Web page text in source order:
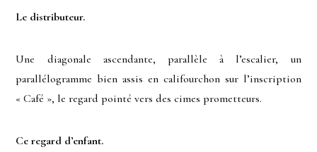
Le distributeur.
Une diagonale ascendante, parallèle à l’escalier, un
parallélogramme bien assis en califourchon sur l’inscription
« Café », le regard pointé vers des cimes prometteurs.
Ce regard d’enfant.